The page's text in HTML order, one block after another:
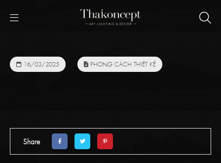
16/03/2025 PHONG CÁCH THIẾT KẾ
Share